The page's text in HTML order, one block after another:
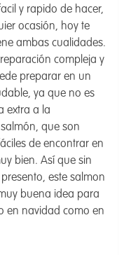
y rapido de hacer,
ocasión, hoy te
ambas cualidades.
compleja y
preparar en un
ya que no es
extra a la
que son
de encontrar en
bien. Así que sin
este salmon
buena idea para
en navidad como en